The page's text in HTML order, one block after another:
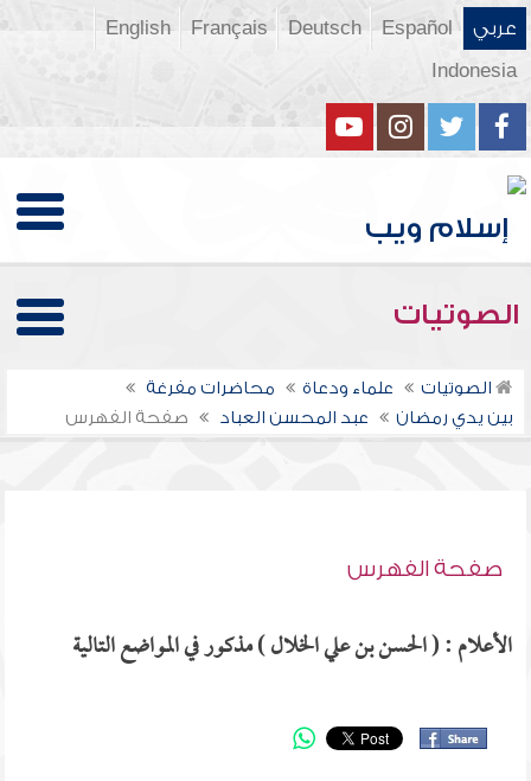
عربي Español
Deutsch
Français
English
Indonesia
الصوتيات
الصوتيات علماء ودعاة
محاضرات مفرغة
بين يدي رمضان
عبد المحسن العباد صفحة الفهرس
صفحة الفهرس
الأعلام : ( الحسن بن علي الخلال ) مذكور في المواضع التالية